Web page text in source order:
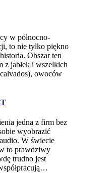
w północno-
to nie tylko piękno
Obszar ten
z jabłek i wszelkich
owoców
jedna z firm bez
wyobrazić
W świecie
to prawdziwy
trudno jest